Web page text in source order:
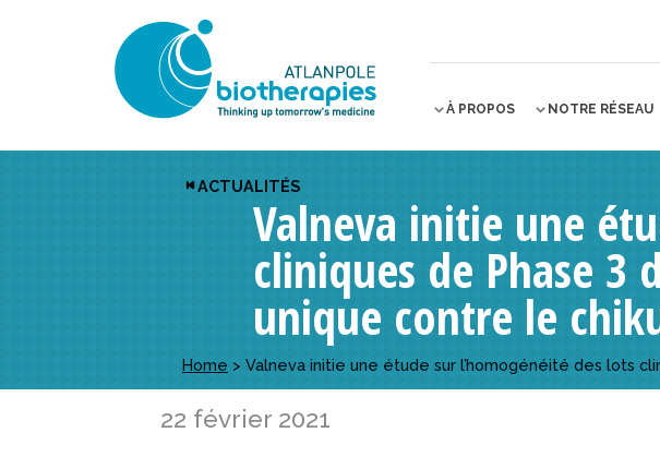
À PROPOS NOTRE RÉSEAU
ACTUALITÉS
Valneva initie une
cliniques de Phase 3
unique contre le
Home > Valneva initie une étude sur l’homogénéité des lots
22 février 2021